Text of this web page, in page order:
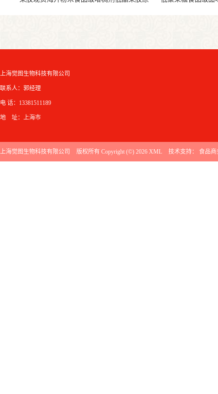
上海觉图生物科技有限公司
联系人：郭经理
电 话：13381511189
地 址：上海市
上海觉图生物科技有限公司 版权所有 Copyright (©) 2026 XML 技术支持： 食品商